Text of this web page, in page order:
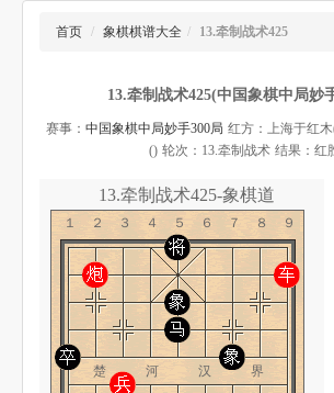
大师对局
象棋小游戏
首页 / 象棋棋谱大全 / 13.牵制战术425
13.牵制战术425(中国象棋中局妙
赛事： 中国象棋中局妙手300局 红方：上海于红
() 轮次：13.牵制战术 结果：红
13.牵制战术425-象棋道
１２３４５６７８９
楚 河 汉 界